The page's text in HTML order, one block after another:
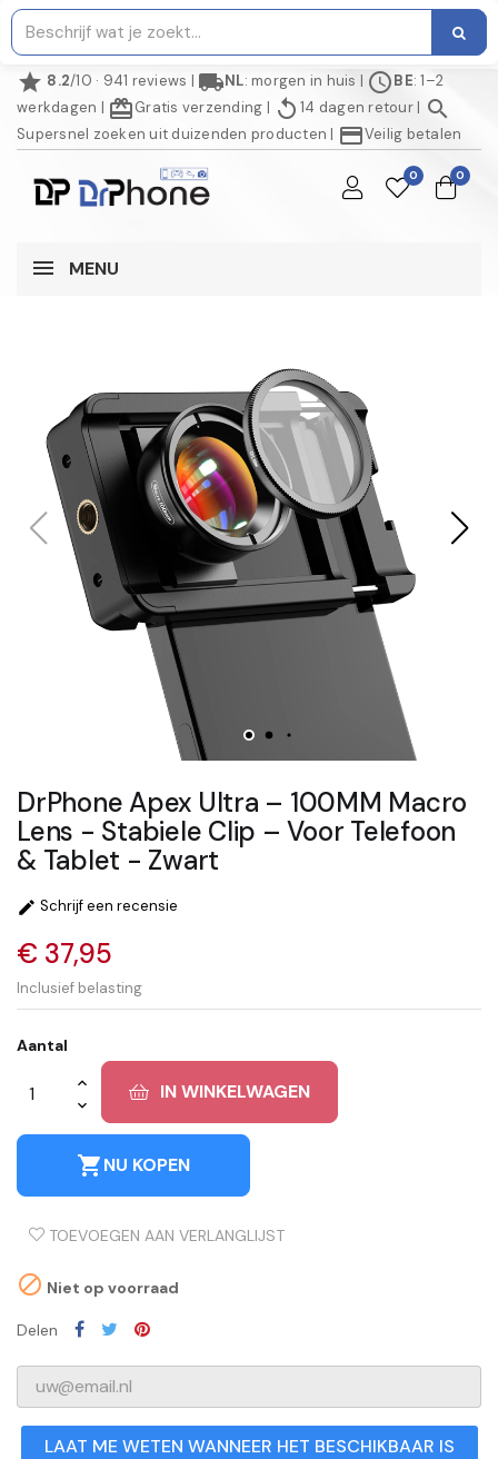
star 8.2/10 · 941 reviews | local_shippingNL: morgen in huis | scheduleBE: 1–2
werkdagen | redeemGratis verzending | replay 14 dagen retour| search
Supersnel zoeken uit duizenden producten | credit_cardVeilig betalen
0 0
MENU
DrPhone Apex Ultra – 100MM Macro
Lens - Stabiele Clip – Voor Telefoon
& Tablet - Zwart
 Schrijf een recensie
€ 37,95
Inclusief belasting
Aantal
IN WINKELWAGEN
shopping_cartNU KOPEN
TOEVOEGEN AAN VERLANGLIJST
 Niet op voorraad
Delen
LAAT ME WETEN WANNEER HET BESCHIKBAAR IS